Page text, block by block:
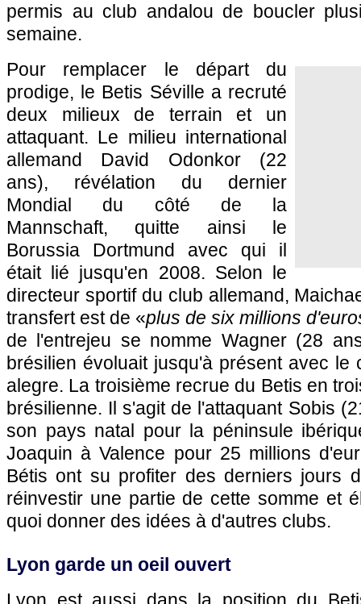
permis au club andalou de boucler
semaine.
Pour remplacer le départ du
prodige, le Betis Séville a recruté
deux milieux de terrain et un
attaquant. Le milieu international
allemand David Odonkor (22
ans), révélation du dernier
Mondial du côté de la
Mannschaft, quitte ainsi le
Borussia Dortmund avec qui il
était lié jusqu'en 2008. Selon le
directeur sportif du club allemand,
transfert est de «plus de six millions
de l'entrejeu se nomme Wagner (28
brésilien évoluait jusqu'à présent avec le
alegre. La troisième recrue du Betis en
brésilienne. Il s'agit de l'attaquant Sobis
son pays natal pour la péninsule
Joaquin à Valence pour 25 millions
Bétis ont su profiter des derniers jours
réinvestir une partie de cette somme et
quoi donner des idées à d'autres clubs.
Lyon garde un oeil ouvert